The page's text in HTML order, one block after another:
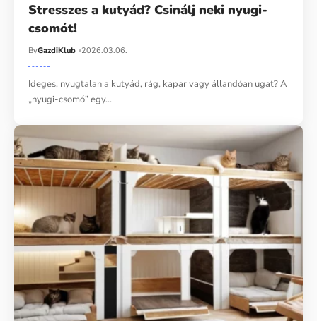
Stresszes a kutyád? Csinálj neki nyugi-
csomót!
ByGazdiKlub 2026.03.06.
Ideges, nyugtalan a kutyád, rág, kapar vagy állandóan ugat? A
„nyugi-csomó” egy…